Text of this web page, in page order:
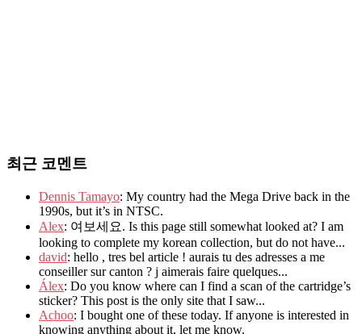
최근 코멘트
Dennis Tamayo: My country had the Mega Drive back in the
1990s, but it’s in NTSC.
Alex: 여보세요. Is this page still somewhat looked at? I am
looking to complete my korean collection, but do not have...
david: hello , tres bel article ! aurais tu des adresses a me
conseiller sur canton ? j aimerais faire quelques...
Álex: Do you know where can I find a scan of the cartridge’s
sticker? This post is the only site that I saw...
Achoo: I bought one of these today. If anyone is interested in
knowing anything about it, let me know.